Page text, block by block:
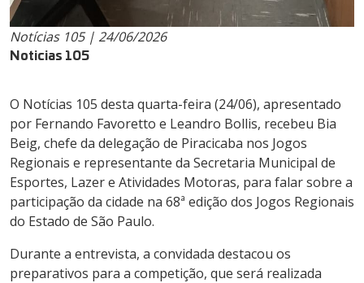
Notícias 105 | 24/06/2026
Noticias 105
O Notícias 105 desta quarta-feira (24/06), apresentado
por Fernando Favoretto e Leandro Bollis, recebeu Bia
Beig, chefe da delegação de Piracicaba nos Jogos
Regionais e representante da Secretaria Municipal de
Esportes, Lazer e Atividades Motoras, para falar sobre a
participação da cidade na 68ª edição dos Jogos Regionais
do Estado de São Paulo.
Durante a entrevista, a convidada destacou os
preparativos para a competição, que será realizada